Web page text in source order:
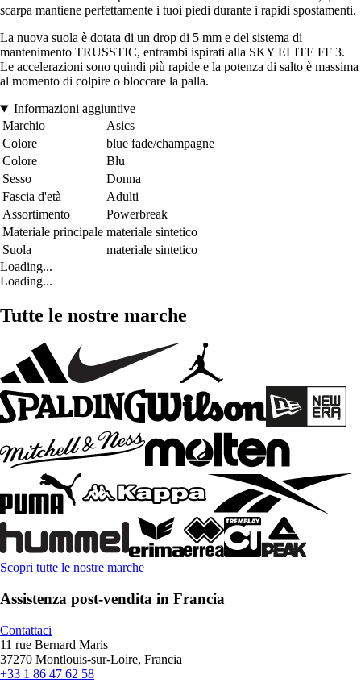
scarpa mantiene perfettamente i tuoi piedi durante i rapidi spostamenti.
La nuova suola è dotata di un drop di 5 mm e del sistema di
mantenimento TRUSSTIC, entrambi ispirati alla SKY ELITE FF 3.
Le accelerazioni sono quindi più rapide e la potenza di salto è massima
al momento di colpire o bloccare la palla.
Informazioni aggiuntive
Marchio
Asics
Colore
blue fade/champagne
Colore
Blu
Sesso
Donna
Fascia d'età
Adulti
Assortimento
Powerbreak
Materiale principale materiale sintetico
Suola
materiale sintetico
Loading...
Loading...
Tutte le nostre marche
Scopri tutte le nostre marche
Assistenza post-vendita in Francia
Contattaci
11 rue Bernard Maris
37270 Montlouis-sur-Loire, Francia
+33 1 86 47 62 58